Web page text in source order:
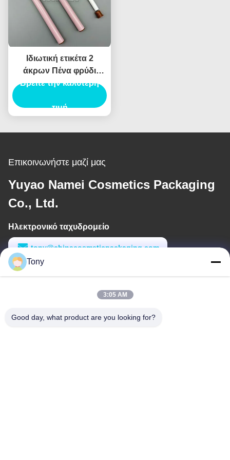
Ιδιωτική ετικέτα 2
άκρων Πένα φρύδι
Custom Tube Brow
Pomade Brow Pencil
Βρείτε την καλύτερη
τιμή
Επικοινωνήστε μαζί μας
Yuyao Namei Cosmetics Packaging
Co., Ltd.
Ηλεκτρονικό ταχυδρομείο
tony@chinacosmeticpackaging.com
Εργασιακό χρόνο
Tony
3:05 AM
Good day, what product are you looking for?